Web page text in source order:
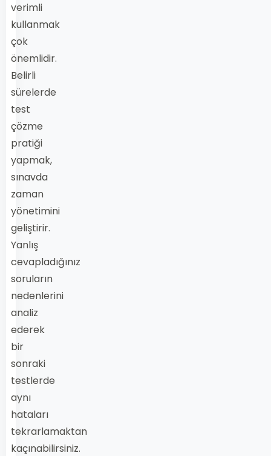
verimli
kullanmak
çok
önemlidir.
Belirli
sürelerde
test
çözme
pratiği
yapmak,
sınavda
zaman
yönetimini
geliştirir.
Yanlış
cevapladığınız
soruların
nedenlerini
analiz
ederek
bir
sonraki
testlerde
aynı
hataları
tekrarlamaktan
kaçınabilirsiniz.